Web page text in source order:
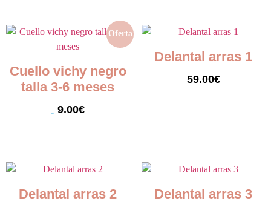
Oferta
Cuello vichy negro
talla 3-6 meses
9.00€
Delantal arras 1
59.00€
Delantal arras 2 Delantal arras 3